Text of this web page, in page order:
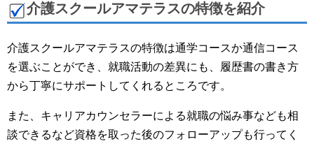
介護スクールアマテラスの特徴を紹介
介護スクールアマテラスの特徴は通学コースか通信コース
を選ぶことができ、就職活動の差異にも、履歴書の書き方
から丁寧にサポートしてくれるところです。
また、キャリアカウンセラーによる就職の悩み事なども相
談できるなど資格を取った後のフォローアップも行ってく